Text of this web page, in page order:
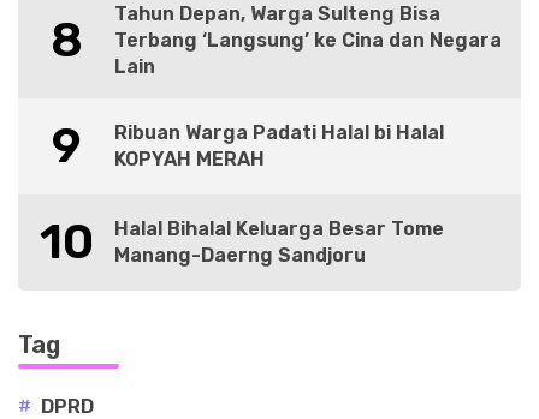
8
Tahun Depan, Warga Sulteng Bisa
Terbang ‘Langsung’ ke Cina dan Negara
Lain
9
Ribuan Warga Padati Halal bi Halal
KOPYAH MERAH
10
Halal Bihalal Keluarga Besar Tome
Manang-Daerng Sandjoru
Tag
# DPRD